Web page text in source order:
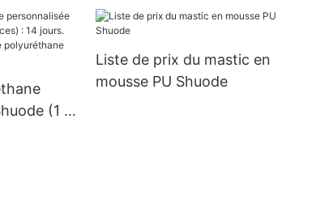
pièces –
(1 à
Liste de prix du mastic en
mousse PU Shuode